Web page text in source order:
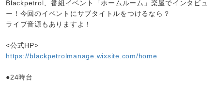
Blackpetrol、番組イベント「ホームルーム」楽屋でインタビュ
ー！今回のイベントにサブタイトルをつけるなら？
ライブ音源もありますよ！
<公式HP>
https://blackpetrolmanage.wixsite.com/home
●24時台